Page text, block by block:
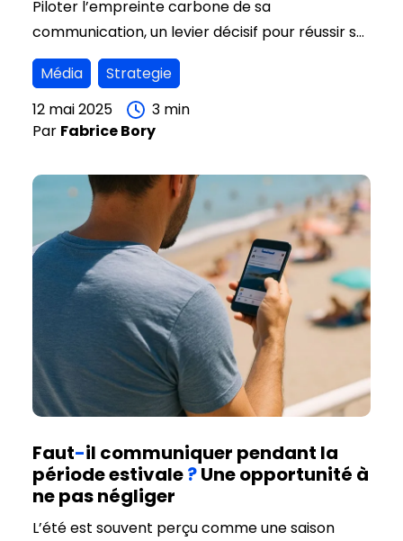
Piloter l’empreinte carbone de sa
communication, un levier décisif pour réussir sa
transition écologique.
Média
Strategie
12 mai 2025
3 min
Par FabriceBory
Faut-il communiquer pendant la
période estivale?Une opportunité à
ne pas négliger
L’été est souvent perçu comme une saison